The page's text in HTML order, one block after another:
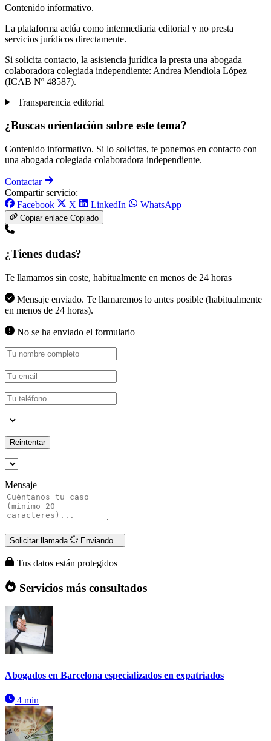
Contenido informativo.
La plataforma actúa como intermediaria editorial y no presta
servicios jurídicos directamente.
Si solicita contacto, la asistencia jurídica la presta una abogada
colaboradora colegiada independiente: Andrea Mendiola López
(ICAB Nº 48587).
Transparencia editorial
¿Buscas orientación sobre este tema?
Contenido informativo. Si lo solicitas, te ponemos en contacto con
una abogada colegiada colaboradora independiente.
Contactar
Compartir servicio:
Facebook
X LinkedIn WhatsApp
Copiar enlace Copiado
¿Tienes dudas?
Te llamamos sin coste, habitualmente en menos de 24 horas
Mensaje enviado. Te llamaremos lo antes posible (habitualmente
en menos de 24 horas).
No se ha enviado el formulario
Reintentar
Mensaje
Solicitar llamada Enviando...
Tus datos están protegidos
Servicios más consultados
Abogados en Barcelona especializados en expatriados
4 min